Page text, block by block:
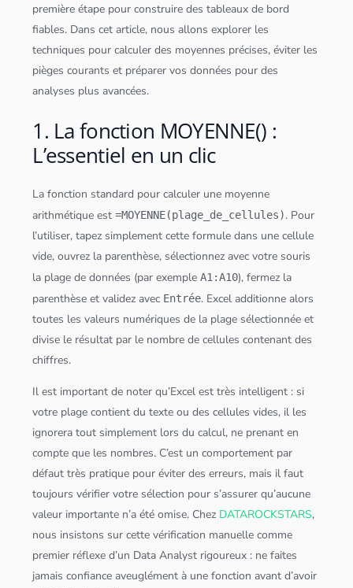
première étape pour construire destableaux de bord
fiables. Dans cet article, nous allons explorer les
techniques pour calculer des moyennes précises, éviter les
pièges courants et préparer vosdonnées pour des
analyses plus avancées.
1. La fonction MOYENNE() :
L’essentiel en un clic
La fonction standard pour calculer une moyenne
arithmétique est=MOYENNE(plage_de_cellules). Pour
l’utiliser, tapez simplement cette formule dans une cellule
vide, ouvrez la parenthèse, sélectionnez avec votre souris
la plage dedonnées (par exempleA1:A10), fermez la
parenthèse et validez avec Entrée. Excel additionne alors
toutes les valeurs numériques de la plage sélectionnée et
divise le résultat par le nombre de cellules contenant des
chiffres.
Il est important de noter qu’Excel est très intelligent : si
votre plage contient du texte ou des cellules vides, il les
ignorera tout simplement lors du calcul, ne prenant en
compte que les nombres. C’est un comportement par
défaut très pratique pour éviter des erreurs, mais il faut
toujours vérifier votre sélection pour s’assurer qu’aucune
valeur importante n’a été omise. Chez DATAROCKSTARS,
nous insistons sur cette vérification manuelle comme
premier réflexe d’un Data Analyst rigoureux : ne faites
jamais confiance aveuglément à une fonction avant d’avoir